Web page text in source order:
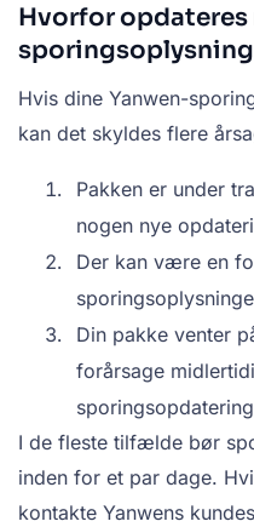
Hvorfor opdateres
Hvis dine Yanwen-
kan det skyldes flere
Pakken er under
nogen nye
Der kan være en
Din pakke venter
forårsage
I de fleste tilfælde bør
inden for et par dage.
kontakte Yanwens